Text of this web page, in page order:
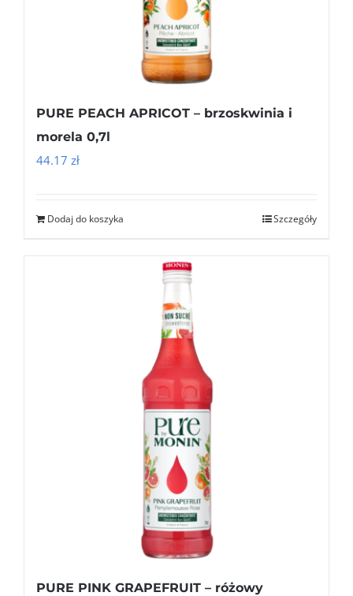
PURE PEACH APRICOT – brzoskwinia i
morela 0,7l
44.17 zł
Dodaj do koszyka Szczegóły
PURE PINK GRAPEFRUIT – różowy